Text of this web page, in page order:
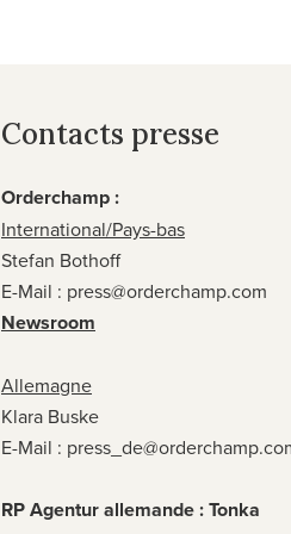
Contacts presse
Orderchamp :
International/Pays-bas
Stefan Bothoff
E-Mail : press@orderchamp.com
Newsroom
Allemagne
Klara Buske
E-Mail :
RP Agentur allemande : Tonka